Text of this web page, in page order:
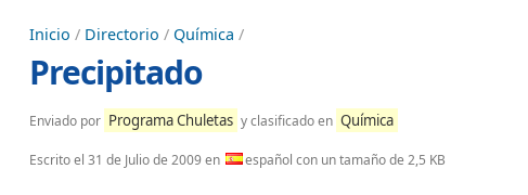
Inicio / Directorio / Química /
Precipitado
Enviado por Programa Chuletas y clasificado en Química
Escrito el 31 de Julio de 2009en español con un tamaño de 2,5 KB